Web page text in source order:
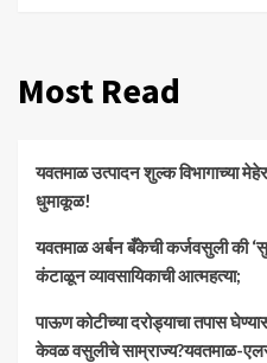
Most Read
यवतमाळ उत्पादन शुल्क विभागाच्या
धुमाकूळ!
​यवतमाळ अर्बन बँकेची कर्जवसुली की
कंटाळून व्यावसायिकाची आत्महत्या;
पाऊण कोटीच्या दरोड्याचा तपास
केवळ वसुलीचे साम्राज्य?यवतमाळ-